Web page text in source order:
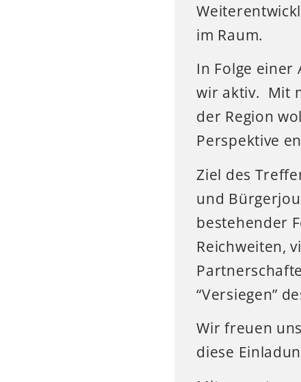
im Raum.
In Folge
wir aktiv. Mit
der Region
Perspektive
Ziel des
und
bestehender
Reichweiten,
“Versiegen”
Wir freuen
diese